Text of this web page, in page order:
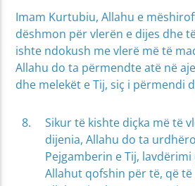
Imam Kurtubiu, Allahu e
dëshmon për vlerën e dijes dhe
ishte ndokush me vlerë më të
Allahu do ta përmendte atë në
dhe melekët e Tij, siç i përmendi
Sikur të kishte diçka më të
dijenia, Allahu do ta
Pejgamberin e Tij,
Allahut qofshin për të, që